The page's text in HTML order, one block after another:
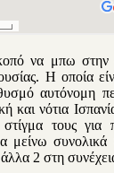
να μπω στην
Η οποία
αυτόνομη
και νότια
τους για
μείνω
2 στη